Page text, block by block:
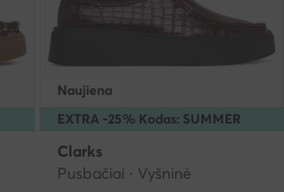
EXTRA -25% Kodas: SUMMER
Naujiena
Clarks
Pusbačiai · Vyšninė